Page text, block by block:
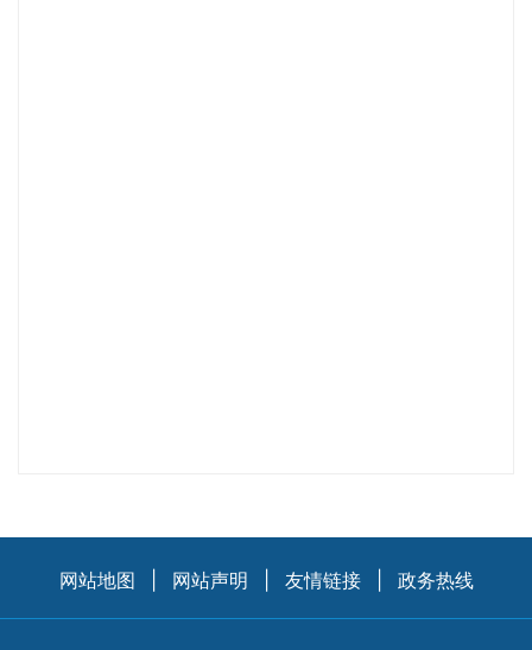
网站地图 网站声明 友情链接 政务热线